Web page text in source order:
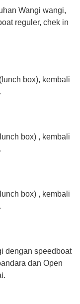
Wangi wangi,
reguler, chek in
box), kembali
box) , kembali
box) , kembali
dengan speedboat
dan Open